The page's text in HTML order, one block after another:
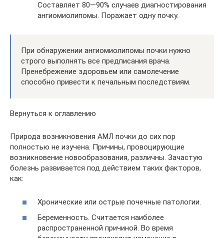
Составляет 80—90% случаев диагностирования
ангиомиолипомы. Поражает одну почку.
При обнаружении ангиомиолипомы почки нужно
строго выполнять все предписания врача.
Пренебрежение здоровьем или самолечение
способно привести к печальным последствиям.
Вернуться к оглавлению
Природа возникновения АМЛ почки до сих пор
полностью не изучена. Причины, провоцирующие
возникновение новообразования, различны. Зачастую
болезнь развивается под действием таких факторов,
как:
Хронические или острые почечные патологии.
Беременность. Считается наиболее
распространенной причиной. Во время